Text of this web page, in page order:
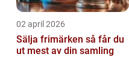
02 april 2026
Sälja frimärken så får du
ut mest av din samling